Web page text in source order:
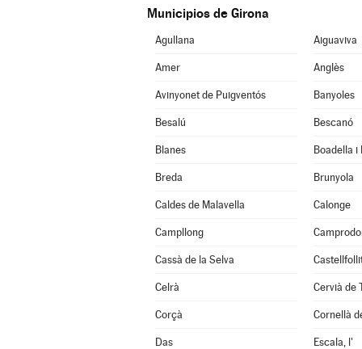
Municipios de Girona
Agullana Aiguaviva
Amer Anglès
Avinyonet de Puigventós Banyoles
Besalú Bescanó
Blanes Boadella i
Breda Brunyola
Caldes de Malavella Calonge
Campllong
Cassà de la Selva
Celrà Cervià de
Corçà Cornellà
Das Escala, l'